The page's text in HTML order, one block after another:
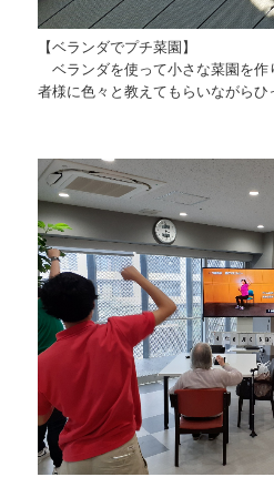
【ベランダでプチ菜園】
ベランダを使って小さな菜園を作
者様に色々と教えてもらいながらひ